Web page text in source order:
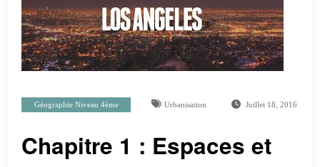
Géographie Niveau 4ème Urbanisation Juillet 18, 2016
Chapitre 1 : Espaces et